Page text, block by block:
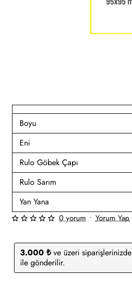
Boyu
Eni
Rulo Göbek Çapı
Rulo Sarım
Yan Yana
3.000 ₺ve üzeri siparişlerinizde
ile gönderilir.
0 yorum • Yorum Yap